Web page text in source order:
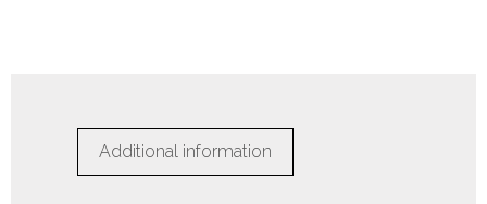
Additional information